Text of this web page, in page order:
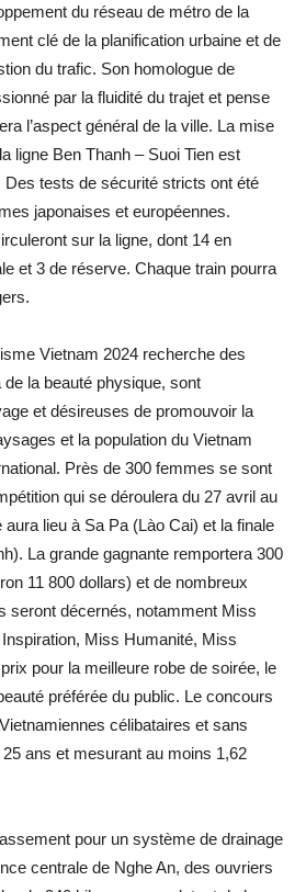
du réseau de métro de la
clé de la planification urbaine et de
du trafic. Son homologue de
par la fluidité du trajet et pense
l’aspect général de la ville. La mise
ligne Ben Thanh – Suoi Tien est
Des tests de sécurité stricts ont été
japonaises et européennes.
sur la ligne, dont 14 en
et 3 de réserve. Chaque train pourra
Vietnam 2024 recherche des
la beauté physique, sont
et désireuses de promouvoir la
et la population du Vietnam
Près de 300 femmes se sont
qui se déroulera du 27 avril au
aura lieu à Sa Pa (Lào Cai) et la finale
La grande gagnante remportera 300
11 800 dollars) et de nombreux
seront décernés, notamment Miss
Miss Humanité, Miss
pour la meilleure robe de soirée, le
préférée du public. Le concours
célibataires et sans
ans et mesurant au moins 1,62
pour un système de drainage
centrale de Nghe An, des ouvriers